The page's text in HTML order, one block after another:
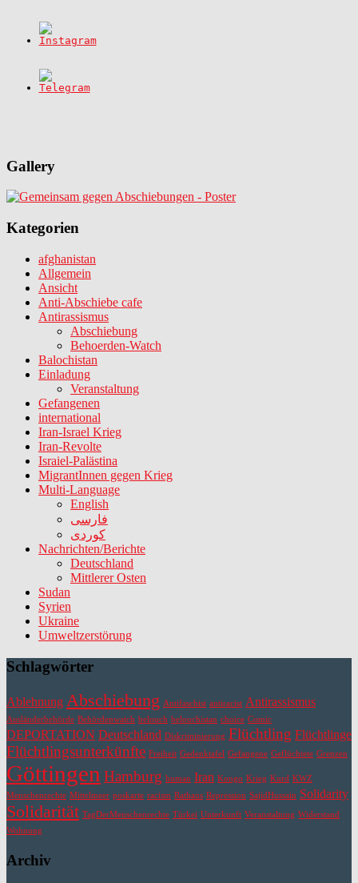
Gallery
Kategorien
afghanistan
Allgemein
Ansicht
Anti-Abschiebe cafe
Antirassismus
Abschiebung
Behoerden-Watch
Balochistan
Einladung
Veranstaltung
Gefangenen
international
Iran-Israel Krieg
Iran-Revolte
Israiel-Palästina
MigrantInnen gegen Krieg
Multi-Language
English
فارسی
کوردی
Nachrichten/Berichte
Deutschland
Mittlerer Osten
Sudan
Syrien
Ukraine
Umweltzerstörung
Schlagwörter
Ablehnung Abschiebung Antifaschist antiracist Antirassismus
Ausländerbehörde Behördenwatch belouch belouchistan choice Comic
DEPORTATION Deutschland Diskriminierung Flüchtling Flüchtlinge
Flüchtlingsunterkünfte Freiheit Gedenktafel Gefangene Geflüchtete Grenzen
Göttingen Hamburg human Iran Kongo Krieg Kurd KWZ
Menschenrechte Mittelmeer poskarte racism Rathaus Repression SajidHussain Solidarity
Solidarität TagDerMenschenrechte Türkei Unterkunft Veranstaltung Widerstand
Wohnung
Archiv